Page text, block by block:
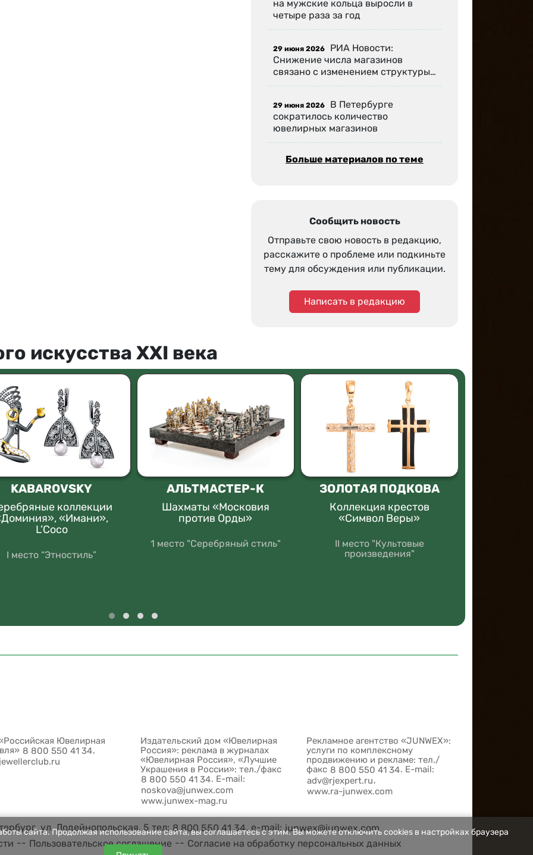
на мужские кольца выросли в
четыре раза за год
29 июня 2026 РИА Новости:
Снижение числа магазинов
связано с изменением структуры…
29 июня 2026 В Петербурге
сократилось количество
ювелирных магазинов
Больше материалов по теме
Сообщить новость
Отправьте свою новость в редакцию,
расскажите о проблеме или подкиньте
тему для обсуждения или публикации.
Написать в редакцию
искусства XXI века
KABAROVSKY
коллекции
«Имани»,
L’Coco
I место “Этностиль”
АЛЬТМАСТЕР-К
Шахматы «Московия
против Орды»
1 место "Серебряный стиль"
ЗОЛОТАЯ ПОДКОВА
Коллекция крестов
«Символ Веры»
II место "Культовые
произведения"
Ювелирная
8 800 550 41 34,
Издательский дом «Ювелирная
Россия»: реклама в журналах
«Ювелирная Россия», «Лучшие
Украшения в России»: тел./факс
8 800 550 41 34. E-mail:
noskova@junwex.com
www.junwex-mag.ru
Рекламное агентство «JUNWEX»:
услуги по комплексному
продвижению и рекламе: тел./
факс 8 800 550 41 34. E-mail:
adv@rjexpert.ru,
www.ra-junwex.com
ул. Лодейнопольская, 5 тел:8 800 550 41 34, e-mail:junwex@junwex.com
-- Пользовательское соглашение -- Согласие на обработку персональных данных
сайта. Продолжая использование сайта, вы соглашаетесь с этим. Вы можете отключить cookies в настройках браузера